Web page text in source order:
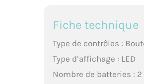
Fiche technique
Type de contrôles :
Type d’affichage : LED
Nombre de batteries : 2